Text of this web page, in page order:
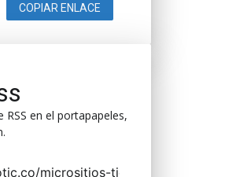
COPIAR ENLACE
RSS en el portapapeles,